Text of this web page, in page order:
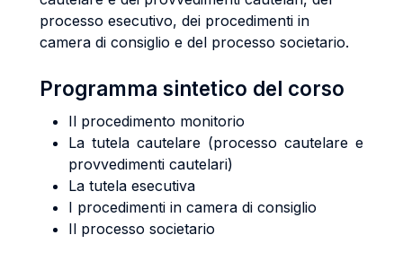
processo esecutivo, dei procedimenti in
camera di consiglio e del processo societario.
Programma sintetico del corso
Il procedimento monitorio
La tutela cautelare (processo cautelare e
provvedimenti cautelari)
La tutela esecutiva
I procedimenti in camera di consiglio
Il processo societario